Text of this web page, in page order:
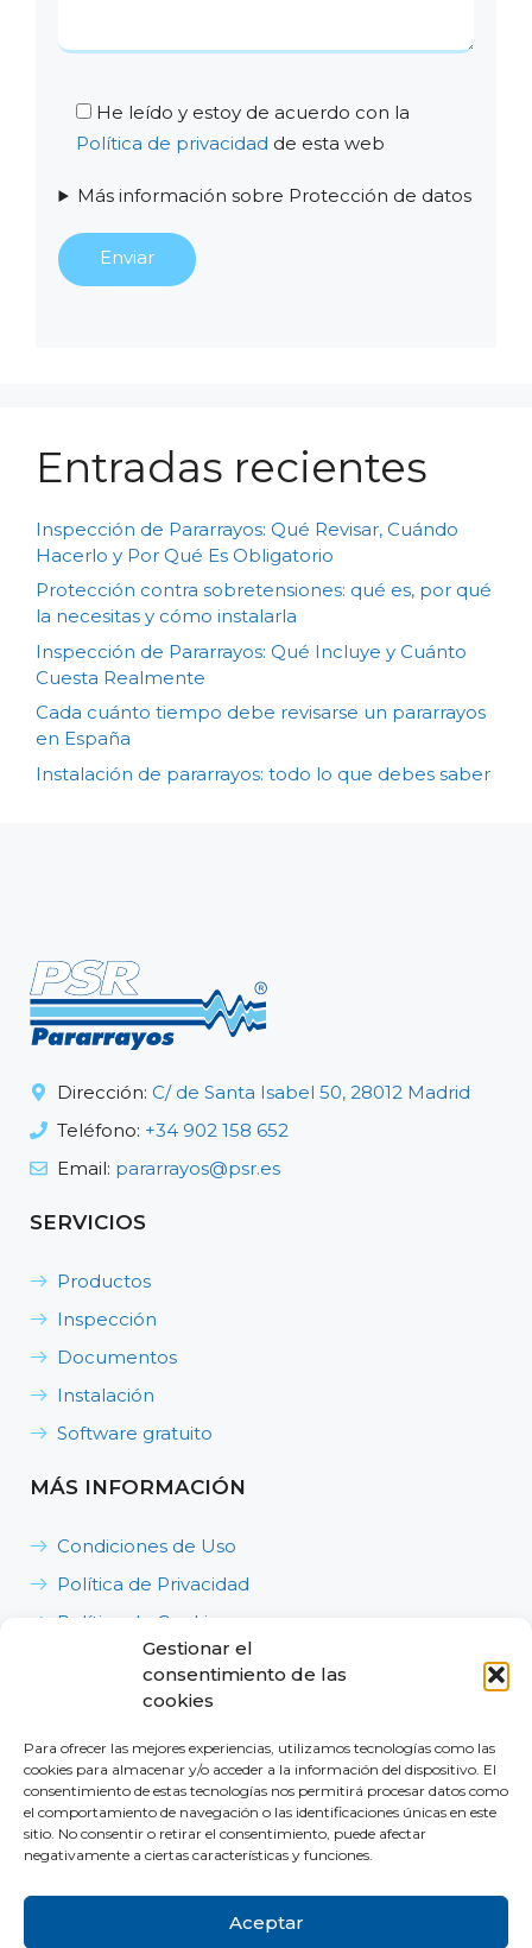
Gestionar el
consentimiento de las
cookies
Para ofrecer las mejores experiencias, utilizamos tecnologías como las
cookies para almacenar y/o acceder a la información del dispositivo. El
consentimiento de estas tecnologías nos permitirá procesar datos como
el comportamiento de navegación o las identificaciones únicas en este
sitio. No consentir o retirar el consentimiento, puede afectar
negativamente a ciertas características y funciones.
Aceptar
He leído y estoy de acuerdo con la
Política de privacidad de esta web
Más información sobre Protección de datos
Entradas recientes
Inspección de Pararrayos: Qué Revisar, Cuándo
Hacerlo y Por Qué Es Obligatorio
Protección contra sobretensiones: qué es, por qué
la necesitas y cómo instalarla
Inspección de Pararrayos: Qué Incluye y Cuánto
Cuesta Realmente
Cada cuánto tiempo debe revisarse un pararrayos
en España
Instalación de pararrayos: todo lo que debes saber
Dirección: C/ de Santa Isabel 50, 28012 Madrid
Teléfono: +34 902 158 652
Email: pararrayos@psr.es
SERVICIOS
Productos
Inspección
Documentos
Instalación
Software gratuito
MÁS INFORMACIÓN
Condiciones de Uso
Política de Privacidad
Política de Cookies
Política de Calidad, Medioambiente y Seguridad y
Salud en el Trabajo
Dónde estamos